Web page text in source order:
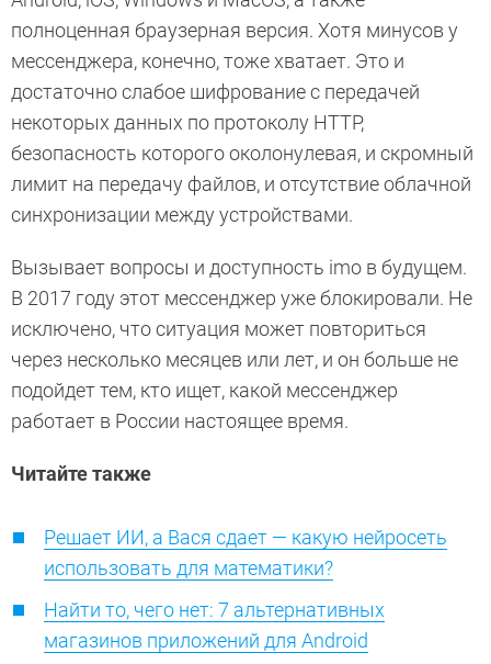
полноценная браузерная версия. Хотя минусов у
мессенджера, конечно, тоже хватает. Это и
достаточно слабое шифрование с передачей
некоторых данных по протоколу HTTP,
безопасность которого околонулевая, и скромный
лимит на передачу файлов, и отсутствие облачной
синхронизации между устройствами.
Вызывает вопросы и доступность imo в будущем.
В 2017 году этот мессенджер уже блокировали. Не
исключено, что ситуация может повториться
через несколько месяцев или лет, и он больше не
подойдет тем, кто ищет, какой мессенджер
работает в России настоящее время.
Читайте также
Решает ИИ, а Вася сдает — какую нейросеть
использовать для математики?
Найти то, чего нет: 7 альтернативных
магазинов приложений для Android